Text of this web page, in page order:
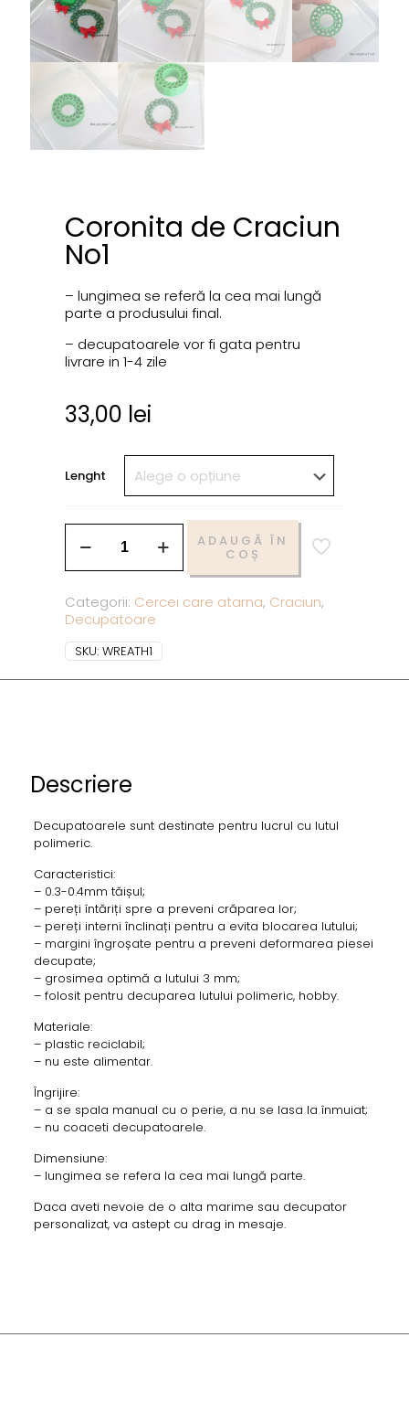
Coronita de Craciun
No1
– lungimea se referă la cea mai lungă
parte a produsului final.
– decupatoarele vor fi gata pentru
livrare in 1-4 zile
33,00 lei
Lenght
ADAUGĂ ÎN
COȘ
Categorii: Cercei care atarna, Craciun,
Decupatoare
SKU:WREATH1
Descriere
Decupatoarele sunt destinate pentru lucrul cu lutul
polimeric.
Caracteristici:
– 0.3-0.4mm tăișul;
– pereți întăriți spre a preveni crăparea lor;
– pereți interni înclinați pentru a evita blocarea lutului;
– margini îngroșate pentru a preveni deformarea piesei
decupate;
– grosimea optimă a lutului 3 mm;
– folosit pentru decuparea lutului polimeric, hobby.
Materiale:
– plastic reciclabil;
– nu este alimentar.
Îngrijire:
– a se spala manual cu o perie, a nu se lasa la înmuiat;
– nu coaceti decupatoarele.
Dimensiune:
– lungimea se refera la cea mai lungă parte.
Daca aveti nevoie de o alta marime sau decupator
personalizat, va astept cu drag in mesaje.